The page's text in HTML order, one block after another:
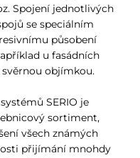
Spojení jednotlivých
se speciálním
působení
u fasádních
objímkou.
SERIO je
sortiment,
všech známých
přijímání mnohdy